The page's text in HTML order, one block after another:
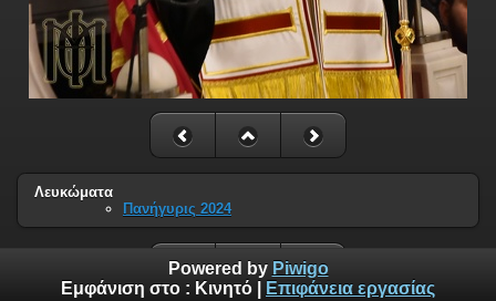
Λευκώματα
Πανήγυρις 2024
Powered by Piwigo
Εμφάνιση στο : Κινητό Επιφάνεια εργασίας